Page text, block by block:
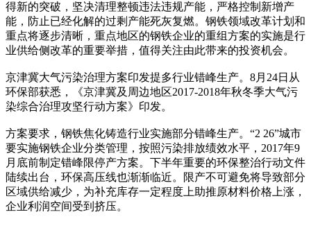
得新的突破，坚决清理整顿违法违规产能，严格控制新增产
能，防止已经化解的过剩产能死灰复燃。钢铁领域改革计划和
重点将逐步清晰，重点地区的钢铁企业的重组方案的实施是行
业供给侧改革的重要举措，值得关注由此带来的投资机会。
京津冀大气污染治理方案印发提多行业错峰生产。8月24日从
环保部获悉，《京津冀及周边地区2017-2018年秋冬季大气污
染综合治理攻坚行动方案》印发。
方案要求，钢铁焦化铸造行业实施部分错峰生产。“2 26”城市
要实施钢铁企业分类管理，按照污染排放绩效水平，2017年9
月底前制定错峰限停产方案。下半年重要的环保整治行动文件
陆续出台，环保高压线也渐渐临近。限产不可避免将导致部分
区域供给减少，为补充库存一定程度上助推原材料价格上涨，
企业利润空间受到挤压。